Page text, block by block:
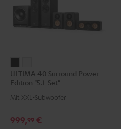
40
Surround
Power
"5.1-
40
Surround
Power
"5.1-
ULTIMA 40 Surround Power
Edition "5.1-Set"
Mit XXL-Subwoofer
999,99 €